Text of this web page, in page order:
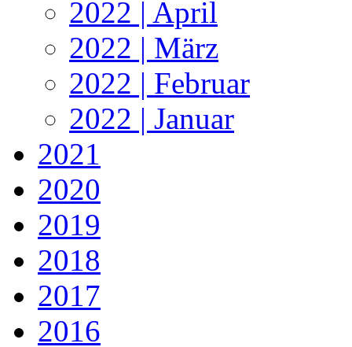
2022 | April
2022 | März
2022 | Februar
2022 | Januar
2021
2020
2019
2018
2017
2016